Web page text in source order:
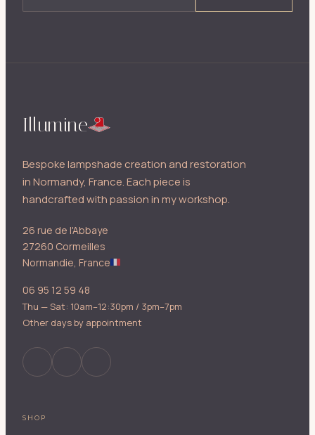
Illumine
Bespoke lampshade creation and restoration
in Normandy, France. Each piece is
handcrafted with passion in my workshop.
26 rue de l'Abbaye
27260 Cormeilles
Normandie, France
06 95 12 59 48
Thu — Sat: 10am–12:30pm / 3pm–7pm
Other days by appointment
SHOP